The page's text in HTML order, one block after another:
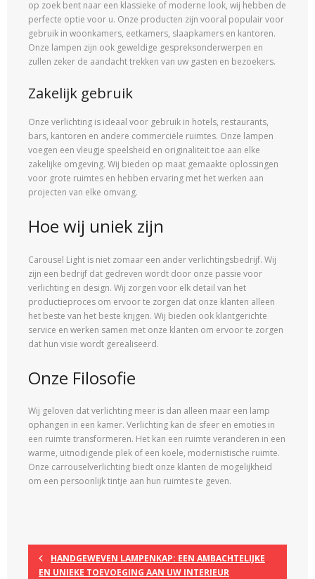
op zoek bent naar een klassieke of moderne look, wij hebben de
perfecte optie voor u. Onze producten zijn vooral populair voor
gebruik in woonkamers, eetkamers, slaapkamers en kantoren.
Onze lampen zijn ook geweldige gespreksonderwerpen en
zullen zeker de aandacht trekken van uw gasten en bezoekers.
Zakelijk gebruik
Onze verlichting is ideaal voor gebruik in hotels, restaurants,
bars, kantoren en andere commerciële ruimtes. Onze lampen
voegen een vleugje speelsheid en originaliteit toe aan elke
zakelijke omgeving. Wij bieden op maat gemaakte oplossingen
voor grote ruimtes en hebben ervaring met het werken aan
projecten van elke omvang.
Hoe wij uniek zijn
Carousel Light is niet zomaar een ander verlichtingsbedrijf. Wij
zijn een bedrijf dat gedreven wordt door onze passie voor
verlichting en design. Wij zorgen voor elk detail van het
productieproces om ervoor te zorgen dat onze klanten alleen
het beste van het beste krijgen. Wij bieden ook klantgerichte
service en werken samen met onze klanten om ervoor te zorgen
dat hun visie wordt gerealiseerd.
Onze Filosofie
Wij geloven dat verlichting meer is dan alleen maar een lamp
ophangen in een kamer. Verlichting kan de sfeer en emoties in
een ruimte transformeren. Het kan een ruimte veranderen in een
warme, uitnodigende plek of een koele, modernistische ruimte.
Onze carrouselverlichting biedt onze klanten de mogelijkheid
om een persoonlijk tintje aan hun ruimtes te geven.
HANDGEWEVEN LAMPENKAP: EEN AMBACHTELIJKE
EN UNIEKE TOEVOEGING AAN UW INTERIEUR